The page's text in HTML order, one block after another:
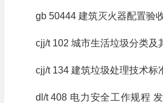
gb 50444 建筑灭火器配置验
cjj/t 102 城市生活垃圾分类及
cjj/t 134 建筑垃圾处理技术标
dl/t 408 电力安全工作规程